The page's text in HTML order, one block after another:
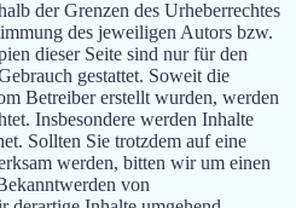
der Grenzen des Urheberrechtes
des jeweiligen Autors bzw.
dieser Seite sind nur für den
gestattet. Soweit die
Betreiber erstellt wurden, werden
Insbesondere werden Inhalte
Sollten Sie trotzdem auf eine
werden, bitten wir um einen
von